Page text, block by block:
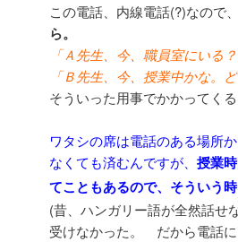
この電話、内線電話(?)なので、
ら。
「Ａ先生、今、職員室にいる？
「Ｂ先生、今、授業中かな。
そういった用事でかかってくる
ワタシの席は電話のある場所
なくても済むんですが、 授業
てこともあるので、そういう
(昔、ハンガリー語が全然話せ
受けなかった。 だから電話